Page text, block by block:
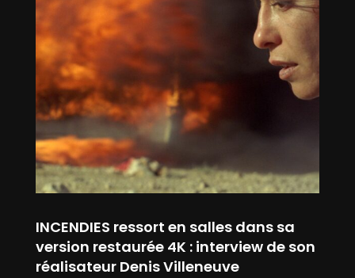
INCENDIES ressort en salles dans sa
version restaurée 4K : interview de son
réalisateur Denis Villeneuve